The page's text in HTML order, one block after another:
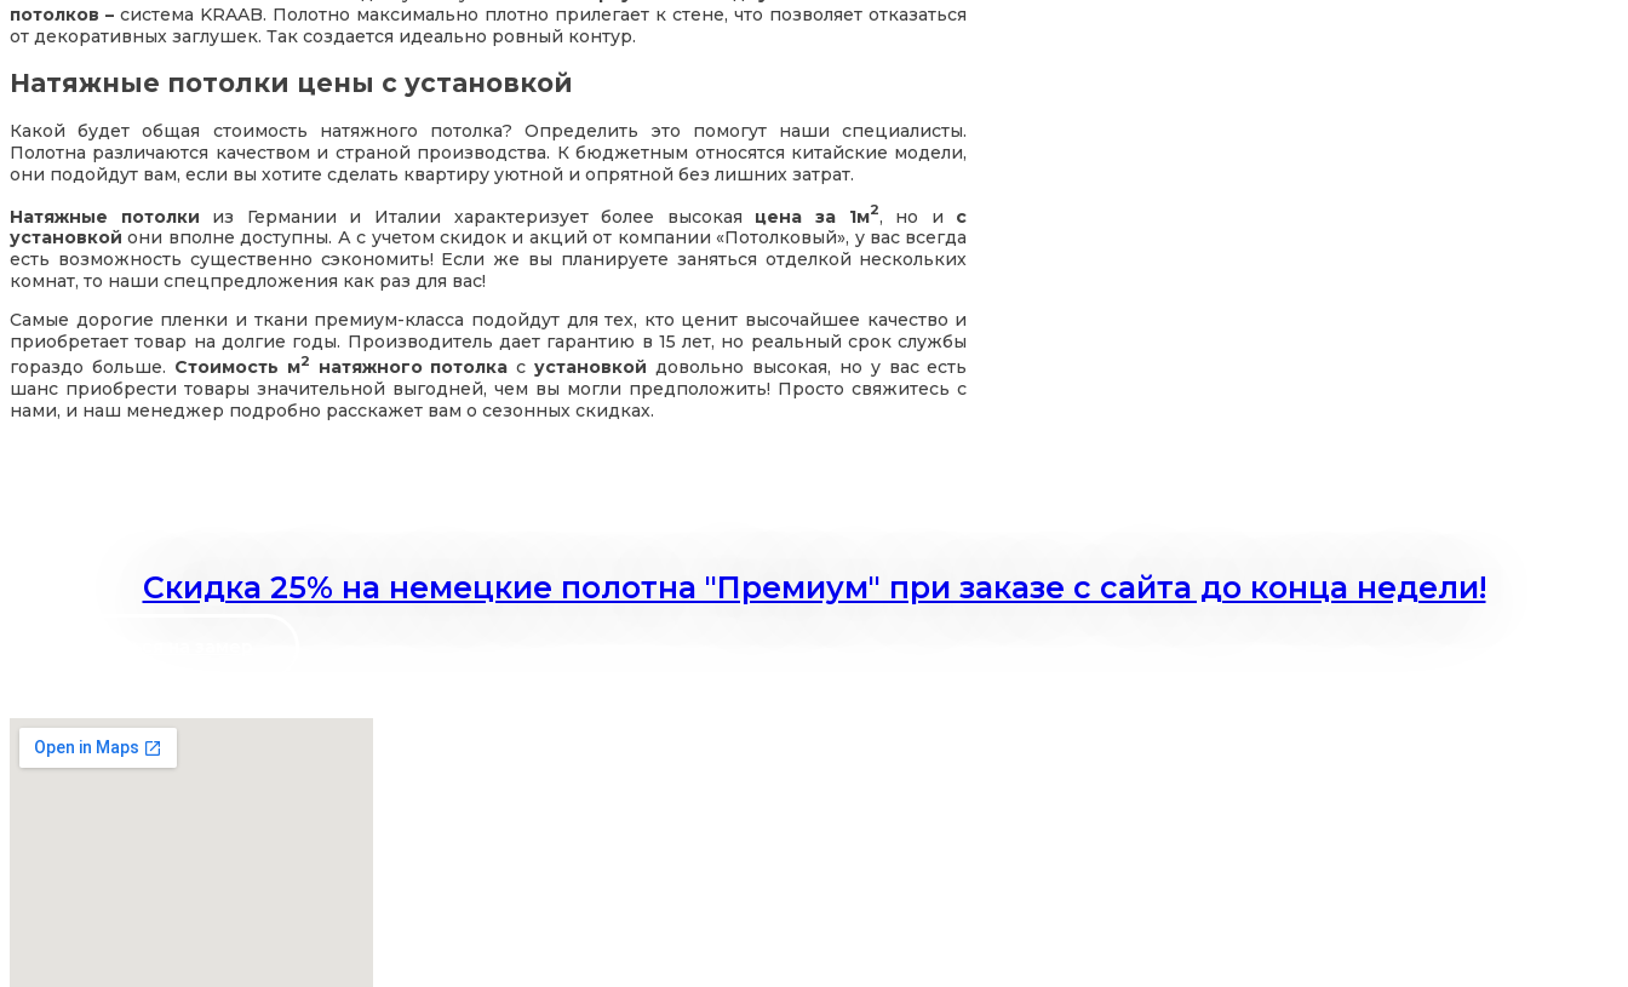
потолков –система KRAAB. Полотно максимально плотно прилегает к стене, что позволяет отказаться
от декоративных заглушек. Так создается идеально ровный контур.
Натяжные потолки цены с установкой
Какой будет общая стоимость натяжного потолка? Определить это помогут наши специалисты.
Полотна различаются качеством и страной производства. К бюджетным относятся китайские модели,
они подойдут вам, если вы хотите сделать квартиру уютной и опрятной без лишних затрат.
Натяжные потолки из Германии и Италии характеризует более высокая цена за 1м2, но и с
установкой они вполне доступны. А с учетом скидок и акций от компании «Потолковый», у вас всегда
есть возможность существенно сэкономить! Если же вы планируете заняться отделкой нескольких
комнат, то наши спецпредложения как раз для вас!
Самые дорогие пленки и ткани премиум-класса подойдут для тех, кто ценит высочайшее качество и
приобретает товар на долгие годы. Производитель дает гарантию в 15 лет, но реальный срок службы
гораздо больше. Стоимость м2 натяжного потолкасустановкой довольно высокая, но у вас есть
шанс приобрести товары значительной выгодней, чем вы могли предположить! Просто свяжитесь с
нами, и наш менеджер подробно расскажет вам о сезонных скидках.
Скидка 25% на немецкие полотна "Премиум" при заказе с сайта до конца недели!